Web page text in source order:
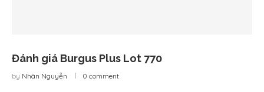
Đánh giá Burgus Plus Lot 770
by Nhân Nguyễn 0 comment